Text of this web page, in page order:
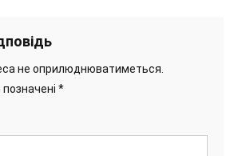
не оприлюднюватиметься.
позначені *